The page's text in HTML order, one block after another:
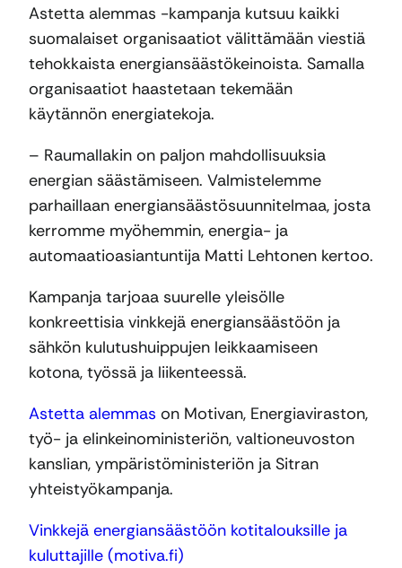
Astetta alemmas -kampanja kutsuu kaikki
suomalaiset organisaatiot välittämään viestiä
tehokkaista energiansäästökeinoista. Samalla
organisaatiot haastetaan tekemään
käytännön energiatekoja.
– Raumallakin on paljon mahdollisuuksia
energian säästämiseen. Valmistelemme
parhaillaan energiansäästösuunnitelmaa, josta
kerromme myöhemmin, energia- ja
automaatioasiantuntija Matti Lehtonen kertoo.
Kampanja tarjoaa suurelle yleisölle
konkreettisia vinkkejä energiansäästöön ja
sähkön kulutushuippujen leikkaamiseen
kotona, työssä ja liikenteessä.
Astetta alemmas on Motivan, Energiaviraston,
työ- ja elinkeinoministeriön, valtioneuvoston
kanslian, ympäristöministeriön ja Sitran
yhteistyökampanja.
Vinkkejä energiansäästöön kotitalouksille ja
kuluttajille (motiva.fi)